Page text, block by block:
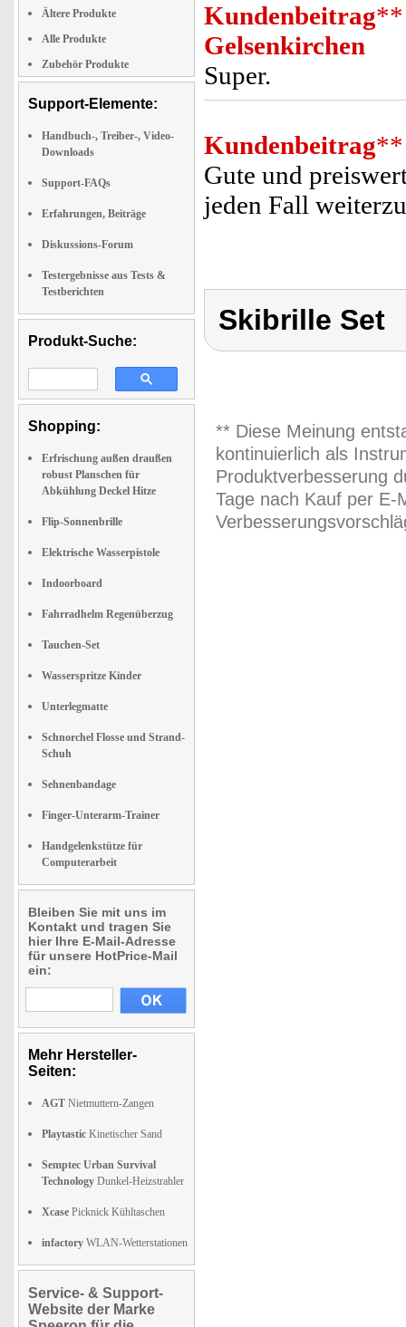
Ältere Produkte
Alle Produkte
Zubehör Produkte
Support-Elemente:
Handbuch-, Treiber-, Video-
Downloads
Support-FAQs
Erfahrungen, Beiträge
Diskussions-Forum
Testergebnisse aus Tests &
Testberichten
Produkt-Suche:
Shopping:
Erfrischung außen draußen
robust Planschen für
Abkühlung Deckel Hitze
Flip-Sonnenbrille
Elektrische Wasserpistole
Indoorboard
Fahrradhelm Regenüberzug
Tauchen-Set
Wasserspritze Kinder
Unterlegmatte
Schnorchel Flosse und Strand-
Schuh
Sehnenbandage
Finger-Unterarm-Trainer
Handgelenkstütze für
Computerarbeit
Bleiben Sie mit uns im
Kontakt und tragen Sie
hier Ihre E-Mail-Adresse
für unsere HotPrice-Mail
ein:
Mehr Hersteller-
Seiten:
AGT Nietmuttern-Zangen
Playtastic Kinetischer Sand
Semptec Urban Survival
Technology Dunkel-Heizstrahler
Xcase Picknick Kühltaschen
infactory WLAN-Wetterstationen
Service- & Support-
Website der Marke
Kundenbeitrag**
Gelsenkirchen
Super.
Kundenbeitrag**
Gute und
jeden Fall
Skibrille Set
** Diese Meinung
kontinuierlich als
Produktverbesserung
Tage nach Kauf per E-